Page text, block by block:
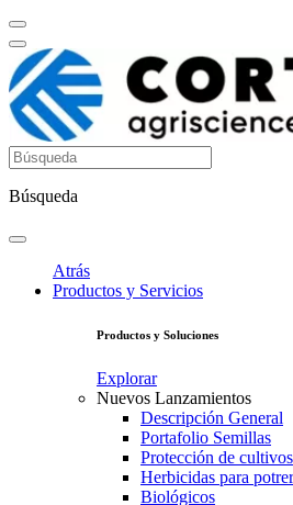
Búsqueda
Atrás
Productos y Servicios
Productos y Soluciones
Explorar
Nuevos Lanzamientos
Descripción General
Portafolio Semillas
Protección de cultivos
Herbicidas para
Biológicos